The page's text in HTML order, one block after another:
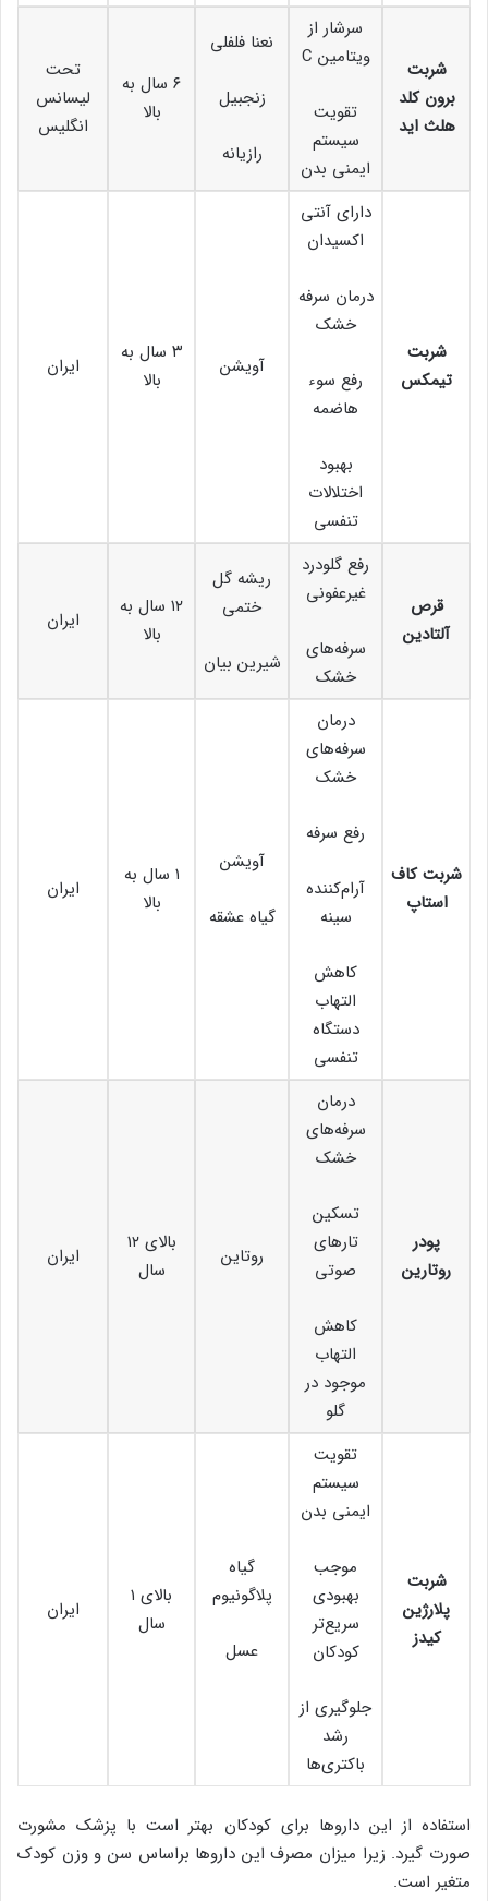
شربت
برون کلد
هلث اید
سرشار از
ویتامین C
تقویت
سیستم
ایمنی بدن
نعنا فلفلی
زنجبیل
رازیانه
۶ سال به
بالا
تحت
لیسانس
انگلیس
شربت
تیمکس
دارای آنتی
اکسیدان
درمان سرفه
خشک
رفع سوء
هاضمه
بهبود
اختلالات
تنفسی
آویشن
۳ سال به
بالا
ایران
قرص
آلتادین
رفع گلودرد
غیرعفونی
سرفه‌های
خشک
ریشه گل
ختمی
شیرین بیان
۱۲ سال به
بالا
ایران
شربت کاف
استاپ
درمان
سرفه‌های
خشک
رفع سرفه
آرام‌کننده
سینه
کاهش
التهاب
دستگاه
تنفسی
آویشن
گیاه عشقه
۱ سال به
بالا
ایران
پودر
روتارین
درمان
سرفه‌های
خشک
تسکین
تارهای
صوتی
کاهش
التهاب
موجود در
گلو
روتاین
بالای ۱۲
سال
ایران
شربت
پلارژین
کیدز
تقویت
سیستم
ایمنی بدن
موجب
بهبودی
سریع‌تر
کودکان
جلوگیری از
رشد
باکتری‌ها
گیاه
پلاگونیوم
عسل
بالای ۱
سال
ایران
استفاده از این داروها برای کودکان بهتر است با پزشک مشورت
صورت گیرد. زیرا میزان مصرف این داروها براساس سن و وزن کودک
متغیر است.